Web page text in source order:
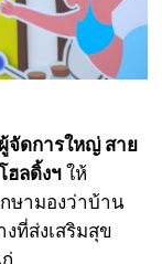
จัดการใหญ่ สาย
ฮลดิ้งฯให้
ษามองว่าบ้าน
ที่ส่งเสริมสุข